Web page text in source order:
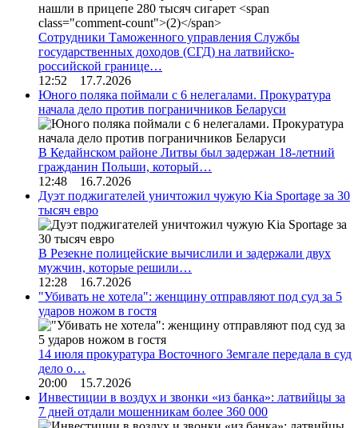
Сотрудники Таможенного управления Службы
государственных доходов (СГД) на латвийско-
российской границе…
12:52 17.7.2026
Юного поляка поймали с 6 нелегалами. Прокуратура
начала дело против пограничников Беларуси
В Кедайнском районе Литвы был задержан 18-летний
гражданин Польши, который…
12:48 16.7.2026
Дуэт поджигателей уничтожил чужую Kia Sportage за 30
тысяч евро
В Резекне полицейские вычислили и задержали двух
мужчин, которые решили…
12:28 16.7.2026
"Убивать не хотела": женщину отправляют под суд за 5
ударов ножом в гостя
14 июля прокуратура Восточного Земгале передала в суд
дело о…
20:00 15.7.2026
Инвестиции в воздух и звонки «из банка»: латвийцы за
7 дней отдали мошенникам более 360 000